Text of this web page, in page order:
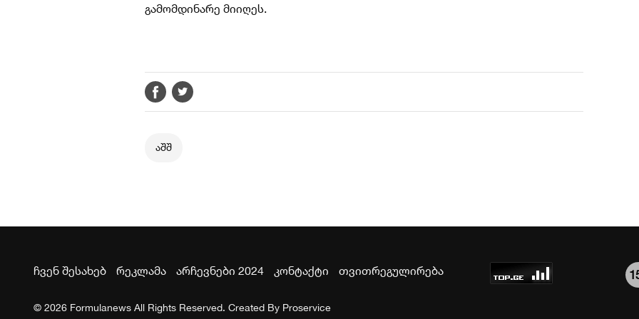
გამომდინარე მიიღეს.
აშშ
ჩვენ შესახებ რეკლამა არჩევნები 2024 კონტაქტი თვითრეგულირება
© 2026 Formulanews All Rights Reserved. Created By Proservice